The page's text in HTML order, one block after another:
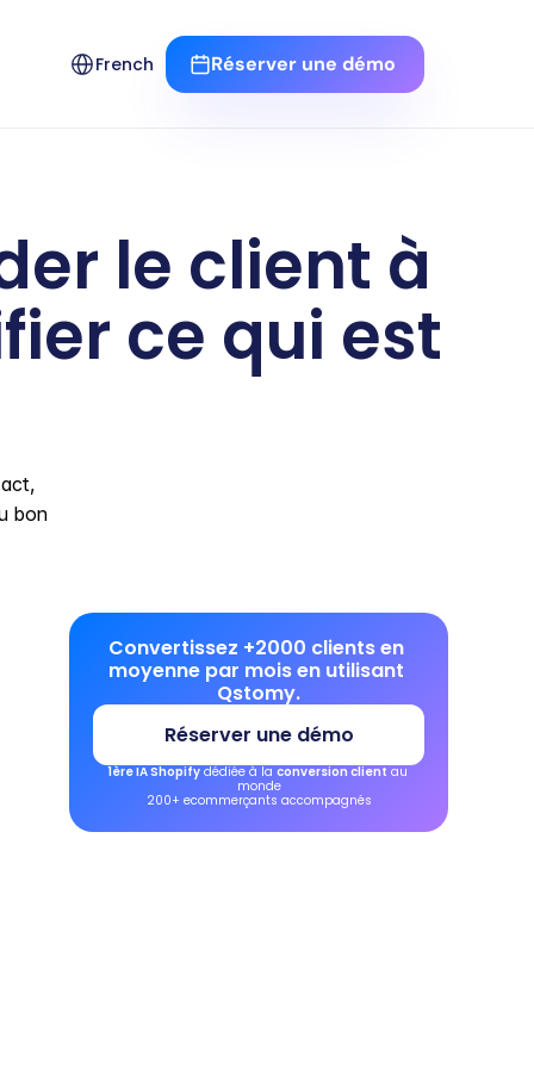
Select Language
French Réserver une démo
le client à
ce qui est
bon
Convertissez +2000 clients en
moyenne par mois en utilisant
Qstomy.
Réserver une démo
1ère IA Shopify dédiée à la conversion client au
monde
200+ ecommerçants accompagnés